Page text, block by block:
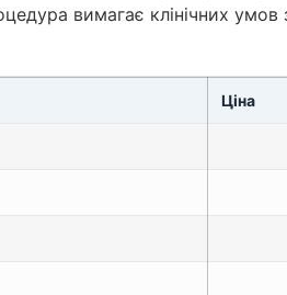
вимагає клінічних
Ціна